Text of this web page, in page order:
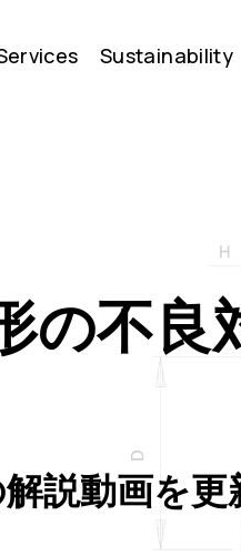
Sustainability
の不良
説動画を更